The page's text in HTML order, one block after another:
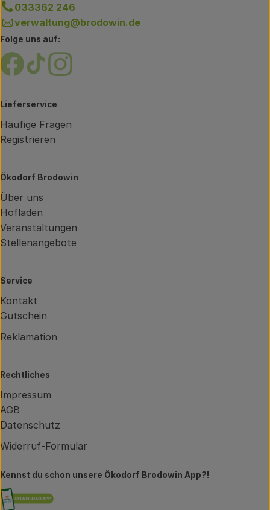
033362 246
verwaltung@brodowin.de
Folge uns auf:
Externer Link zu https://www.facebook.com/
Externer Link zu https://www.tiktok.com/
Externer Link zu https://
Lieferservice
Häufige Fragen
Registrieren
Ökodorf Brodowin
Über uns
Hofladen
Veranstaltungen
Stellenangebote
Service
Kontakt
Gutschein
Reklamation
Rechtliches
Impressum
AGB
Datenschutz
Widerruf-Formular
Kennst du schon unsere Ökodorf Brodowin App?!
Externer Link zu https://brodowin.de/